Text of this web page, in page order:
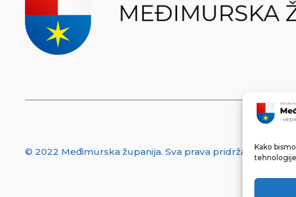
Kako
© 2022 Međimurska županija. Sva prava pridržana.Made